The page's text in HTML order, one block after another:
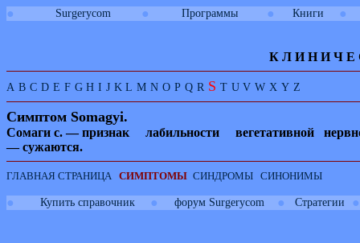
● Surgerycom ● Программы ● Книги ●
К Л И Н И Ч Е
A B C D E F G H I J K L M N O P Q R S T U V W X Y Z
Симптом Somagyi.
Сомаги с. — признак лабильности вегетативной
— сужаются.
ГЛАВНАЯ СТРАНИЦА СИМПТОМЫ СИНДРОМЫ СИНОНИМЫ
● Купить справочник ● форум Surgerycom ● Стратегии ●